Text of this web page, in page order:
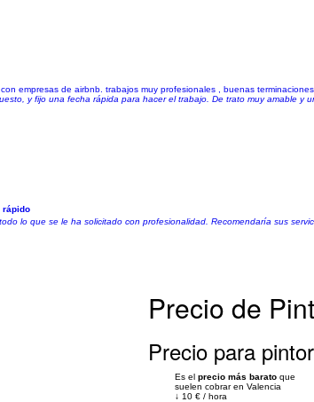
empresas de airbnb. trabajos muy profesionales , buenas
y fijo una fecha rápida para hacer el trabajo. De trato muy amable y
rápido
lo que se le ha solicitado con profesionalidad. Recomendaría sus
Precio de
Precio para
Es el precio más barato que
suelen cobrar en Valencia
↓ 10 € / hora